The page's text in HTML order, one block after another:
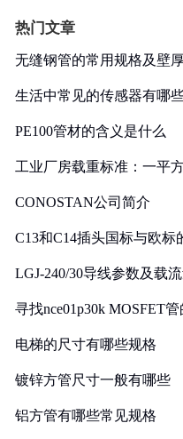
热门文章
无缝钢管的常用规格及壁
生活中常见的传感器有哪
PE100管材的含义是什么
工业厂房载重标准：一平
CONOSTAN公司简介
C13和C14插头国标与欧标
LGJ-240/30导线参数及载
寻找nce01p30k MOSFET
电梯的尺寸有哪些规格
镀锌方管尺寸一般有哪些
铝方管有哪些常见规格